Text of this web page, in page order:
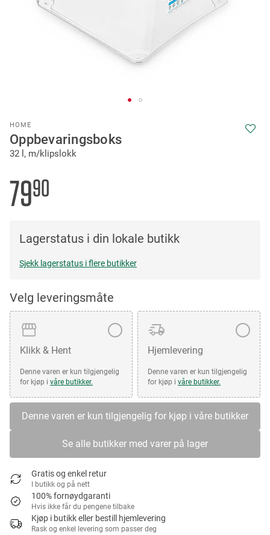
HOME
Oppbevaringsboks
32 l, m/klipslokk
7990
Lagerstatus i din lokale butikk
Sjekk lagerstatus i flere butikker
Velg leveringsmåte
Klikk & Hent
Denne varen er kun tilgjengelig
for kjøp i våre butikker.
Hjemlevering
Denne varen er kun tilgjengelig
for kjøp i våre butikker.
Denne varen er kun tilgjengelig for kjøp i våre butikker
Se alle butikker med varer på lager
Gratis og enkel retur
I butikk og på nett
100% fornøydgaranti
Hvis ikke får du pengene tilbake
Kjøp i butikk eller bestill hjemlevering
Rask og enkel levering som passer deg
to
the
beginning
the
images
gallery